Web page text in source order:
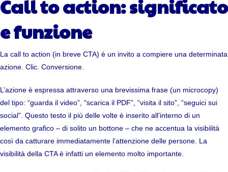
Call to action: significato
e funzione
La call to action (in breve CTA) è un invito a compiere una determinata
azione. Clic. Conversione.
L’azione è espressa attraverso una brevissima frase (un microcopy)
del tipo: “guarda il video”, “scarica il PDF”, “visita il sito”, “seguici sui
social”. Questo testo il più delle volte è inserito all’interno di un
elemento grafico – di solito un bottone – che ne accentua la visibilità
così da catturare immediatamente l’attenzione delle persone. La
visibilità della CTA è infatti un elemento molto importante.